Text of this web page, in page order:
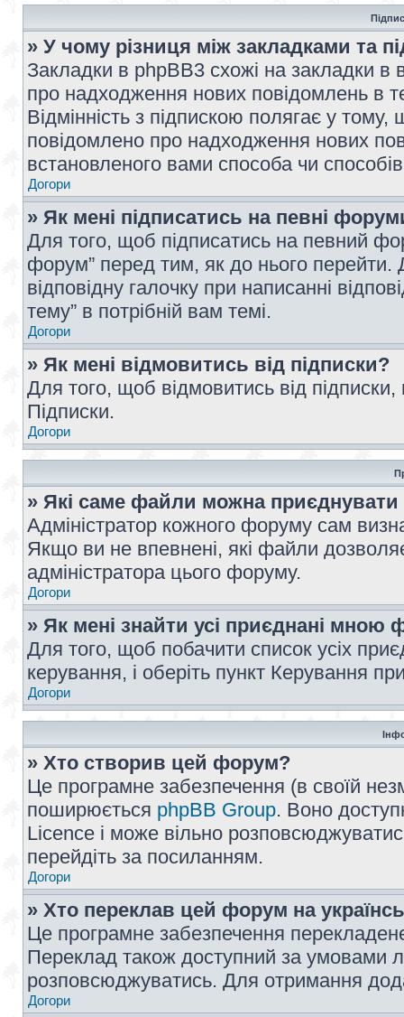
» У чому різниця між закладками та
Закладки в phpBB3 схожі на закладки
про надходження нових повідомлень в
Відмінність з підпискою полягає у
повідомлено про надходження нових
встановленого вами способа чи
Догори
» Як мені підписатись на певні
Для того, щоб підписатись на певний
форум” перед тим, як до нього перейти.
відповідну галочку при написанні
тему” в потрібній вам темі.
Догори
» Як мені відмовитись від підписки?
Для того, щоб відмовитись від
Підписки.
Догори
» Які саме файли можна
Адміністратор кожного форуму сам
Якщо ви не впевнені, які файли
адміністратора цього форуму.
Догори
» Як мені знайти усі приєднані мною
Для того, щоб побачити список усіх
керування, і оберіть пункт Керування
Догори
» Хто створив цей форум?
Це програмне забезпечення (в своїй
поширюється phpBB Group. Воно
Licence і може вільно
перейдіть за посиланням.
Догори
» Хто переклав цей форум на
Це програмне забезпечення
Переклад також доступний за умовами
розповсюджуватись. Для отримання
Догори